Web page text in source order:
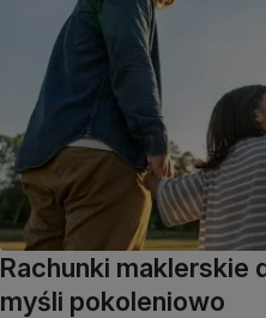
Rachunki maklerskie
myśli pokoleniowo